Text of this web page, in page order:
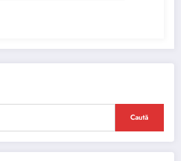
Caută